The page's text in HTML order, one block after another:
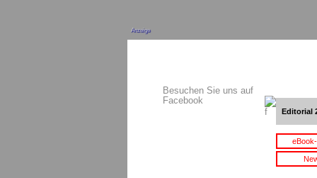
Anzeige
Besuchen Sie uns auf
Facebook
Editorial